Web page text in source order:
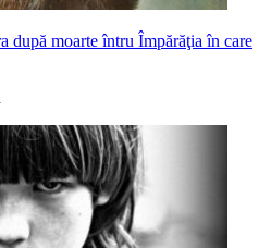
după moarte întru Împărăţia în care